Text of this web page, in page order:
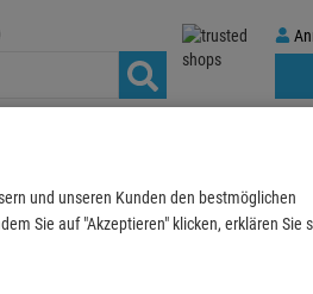
Stagewheel 24/8 Multicore XLR 30m
und unseren Kunden den bestmöglichen
Sie auf "Akzeptieren" klicken, erklären Sie